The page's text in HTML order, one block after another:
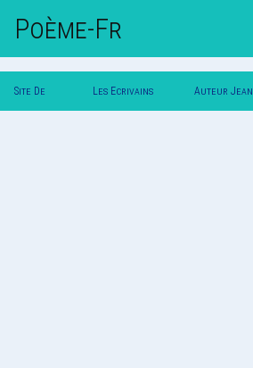
Poème-Fr
Site De Les Ecrivains Auteur Jean